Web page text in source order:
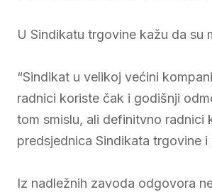
U Sindikatu trgovine kažu da su
“Sindikat u velikoj većini
radnici koriste čak i godišnji
tom smislu, ali definitvno radnici
predsjednica Sindikata trgovine
Iz nadležnih zavoda odgovora